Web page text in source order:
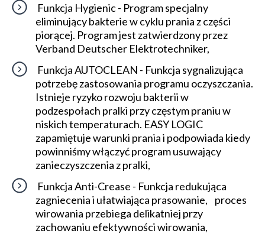
Funkcja Hygienic - Program specjalny
eliminujący bakterie w cyklu prania z części
piorącej. Program jest zatwierdzony przez
Verband Deutscher Elektrotechniker,
Funkcja AUTOCLEAN - Funkcja sygnalizująca
potrzebę zastosowania programu oczyszczania.
Istnieje ryzyko rozwoju bakterii w
podzespołach pralki przy częstym praniu w
niskich temperaturach. EASY LOGIC
zapamiętuje warunki prania i podpowiada kiedy
powinniśmy włączyć program usuwający
zanieczyszczenia z pralki,
Funkcja Anti-Crease - Funkcja redukująca
zagniecenia i ułatwiająca prasowanie, proces
wirowania przebiega delikatniej przy
zachowaniu efektywności wirowania,